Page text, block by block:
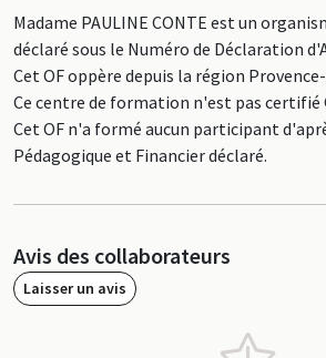
Madame PAULINE CONTE est un
déclaré sous le Numéro de Déclaration
Cet OF oppère depuis la région
Ce centre de formation n'est pas certifié
Cet OF n'a formé aucun participant
Pédagogique et Financier déclaré.
Avis des collaborateurs
Laisser un avis